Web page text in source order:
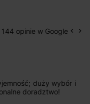
opinie w Google keyboard_arrow_left keyboard_arrow_right
duży wybór i
doradztwo!